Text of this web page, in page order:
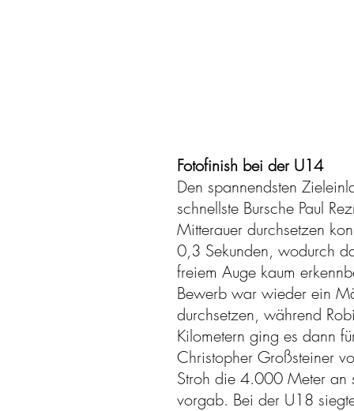
Fotofinish bei der U14
Den spannendsten
schnellste Bursche Paul
Mitterauer durchsetzen
0,3 Sekunden, wodurch
freiem Auge kaum
Bewerb war wieder ein
durchsetzen, während
Kilometern ging es dann
Christopher Großsteiner
Stroh die 4.000 Meter an
vorgab. Bei der U18